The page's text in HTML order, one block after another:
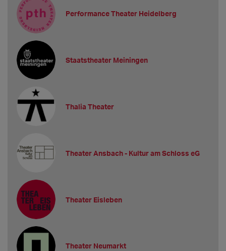
Performance Theater Heidelberg
Staatstheater Meiningen
Thalia Theater
Theater Ansbach - Kultur am Schloss eG
Theater Eisleben
Theater Neumarkt